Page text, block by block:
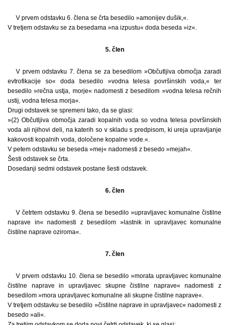
V prvem odstavku 6. člena se črta besedilo »amonijev dušik,«.
V tretjem odstavku se za besedama »na izpustu« doda beseda »iz«.
5. člen
V prvem odstavku 7. člena se za besedilom »Občutljiva območja zaradi
evtrofikacije so« doda besedilo »vodna telesa površinskih voda,« ter
besedilo »rečna ustja, morje« nadomesti z besedilom »vodna telesa rečnih
ustij, vodna telesa morja«.
Drugi odstavek se spremeni tako, da se glasi:
»(2) Občutljiva območja zaradi kopalnih voda so vodna telesa površinskih
voda ali njihovi deli, na katerih so v skladu s predpisom, ki ureja upravljanje
kakovosti kopalnih voda, določene kopalne vode.«.
V petem odstavku se beseda »mej« nadomesti z besedo »mejah«.
Šesti odstavek se črta.
Dosedanji sedmi odstavek postane šesti odstavek.
6. člen
V četrtem odstavku 9. člena se besedilo »upravljavec komunalne čistilne
naprave in« nadomesti z besedilom »lastnik in upravljavec komunalne
čistilne naprave oziroma«.
7. člen
V prvem odstavku 10. člena se besedilo »morata upravljavec komunalne
čistilne naprave in upravljavec skupne čistilne naprave« nadomesti z
besedilom »mora upravljavec komunalne ali skupne čistilne naprave«.
V tretjem odstavku se besedilo »čistilne naprave in upravljavec« nadomesti z
besedo »ali«.